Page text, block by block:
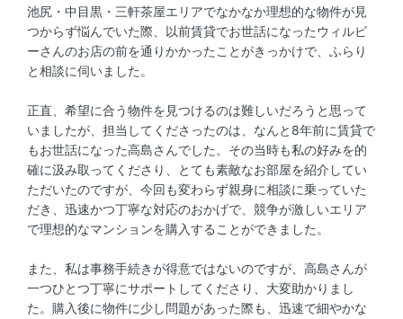
池尻・中目黒・三軒茶屋エリアでなかなか理想的な物件が見
つからず悩んでいた際、以前賃貸でお世話になったウィルビ
ーさんのお店の前を通りかかったことがきっかけで、ふらり
と相談に伺いました。
正直、希望に合う物件を見つけるのは難しいだろうと思って
いましたが、担当してくださったのは、なんと8年前に賃貸で
もお世話になった高島さんでした。その当時も私の好みを的
確に汲み取ってくださり、とても素敵なお部屋を紹介してい
ただいたのですが、今回も変わらず親身に相談に乗っていた
だき、迅速かつ丁寧な対応のおかげで、競争が激しいエリア
で理想的なマンションを購入することができました。
また、私は事務手続きが得意ではないのですが、高島さんが
一つひとつ丁寧にサポートしてくださり、大変助かりまし
た。購入後に物件に少し問題があった際も、迅速で細やかな